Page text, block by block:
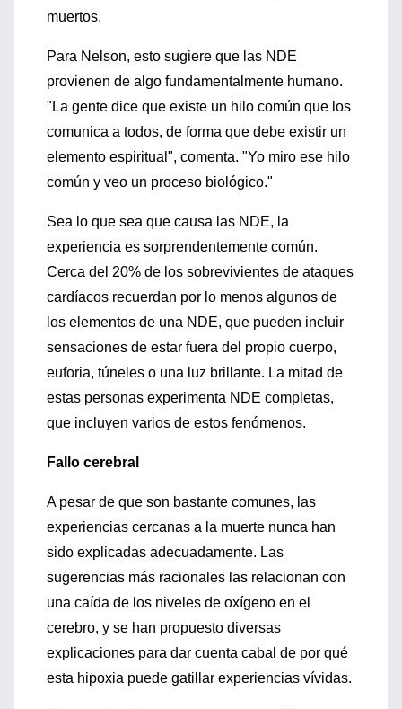
muertos.
Para Nelson, esto sugiere que las NDE
provienen de algo fundamentalmente humano.
"La gente dice que existe un hilo común que los
comunica a todos, de forma que debe existir un
elemento espiritual", comenta. "Yo miro ese hilo
común y veo un proceso biológico."
Sea lo que sea que causa las NDE, la
experiencia es sorprendentemente común.
Cerca del 20% de los sobrevivientes de ataques
cardíacos recuerdan por lo menos algunos de
los elementos de una NDE, que pueden incluir
sensaciones de estar fuera del propio cuerpo,
euforia, túneles o una luz brillante. La mitad de
estas personas experimenta NDE completas,
que incluyen varios de estos fenómenos.
Fallo cerebral
A pesar de que son bastante comunes, las
experiencias cercanas a la muerte nunca han
sido explicadas adecuadamente. Las
sugerencias más racionales las relacionan con
una caída de los niveles de oxígeno en el
cerebro, y se han propuesto diversas
explicaciones para dar cuenta cabal de por qué
esta hipoxia puede gatillar experiencias vívidas.